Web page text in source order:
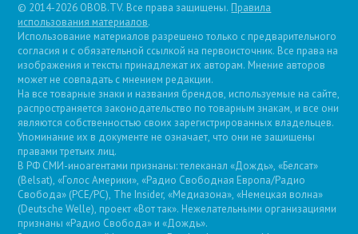
© 2014-2026 OBOB.TV. Все права защищены. Правила
использования материалов.
Использование материалов разрешено только с предварительного
согласия и с обязательной ссылкой на первоисточник. Все права на
изображения и тексты принадлежат их авторам. Мнение авторов
может не совпадать с мнением редакции.
На все товарные знаки и названия брендов, используемые на сайте,
распространяется законодательство по товарным знакам, и все они
являются собственностью своих зарегистрированных владельцев.
Упоминание их в документе не означает, что они не защищены
правами третьих лиц.
В РФ СМИ-иноагентами признаны: телеканал «Дождь», «Белсат»
(Belsat), «Голос Америки», «Радио Свободная Европа/Радио
Свобода» (PCE/PC), The Insider, «Медиазона», «Немецкая волна»
(Deutsche Welle), проект «Вот так». Нежелательными организациями
признаны «Радио Свобода» и «Дождь».